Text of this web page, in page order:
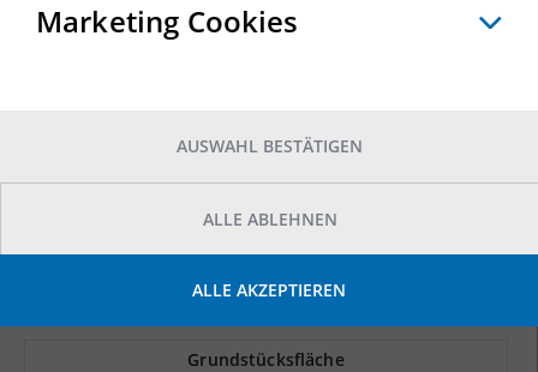
Grundstücksfläche
Marketing Cookies
AUSWAHL BESTÄTIGEN
ALLE ABLEHNEN
ALLE AKZEPTIEREN